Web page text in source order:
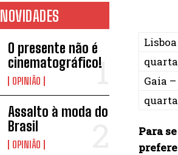
NOVIDADES
O presente não é
cinematográfico!
OPINIÃO
Assalto à moda do
Brasil
OPINIÃO
Gaia
Para